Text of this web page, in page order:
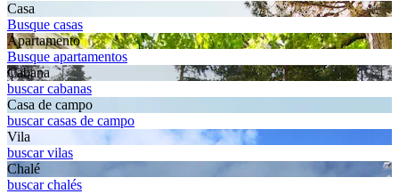
Casa
Busque casas
Apartamento
Busque apartamentos
Cabana
buscar cabanas
Casa de campo
buscar casas de campo
Vila
buscar vilas
Chalé
buscar chalés